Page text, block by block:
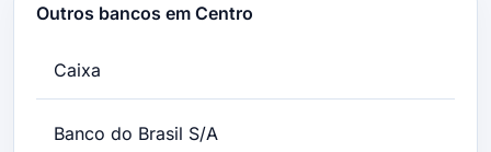
Outros bancos em Centro
Caixa
Banco do Brasil S/A